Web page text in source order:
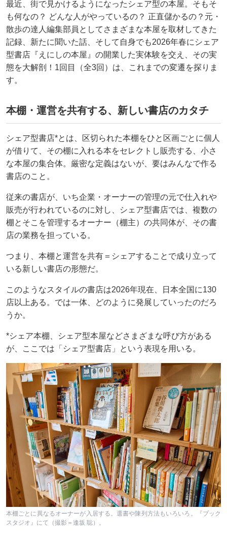
最近、街で見かけるようになったシェア型の本屋。そもそ
も何なの？ どんな人がやっているの？ 正直儲かるの？元・
散歩の達人編集部員としてさまざまな本屋を取材してきた
記録、新たに聞いた話、そして自身でも2026年春にシェア
型書店『えにしの本屋』の開業した実体験を交え、その実
態を大解剖！1回目（全3回）は、これまでの変遷を探りま
す。
本棚・運営を共有する、新しい書店のカタチ
シェア型書店*とは、区切られた本棚をひと区画ごとに個人
が借りて、その棚に入れる本をセレクトし販売する、小さ
な本屋の集合体。厳密な定義はないが、要はみんなで作る
書店のこと。
従来の書店が、いち企業・オーナーの管理の元で仕入れや
販売が行われているのに対し、シェア型書店では、複数の
棚とそこを管理するオーナー（棚主）の共同体が、その書
店の業務を担っている。
つまり、本棚と運営を共有＝シェアすることで成り立って
いる新しい書店の形態だ。
このようなスタイルの書店は2026年現在、日本全国に130
店以上ある。では一体、どのように発展していったのだろ
うか。
*シェア本棚、シェア型本屋などさまざまな呼び方がある
が、ここでは「シェア型書店」という表現を用いる。
本棚ごとに異なるオーナーが入居する。選書や陳列方法もいろいろ。『ブック
スタジオ』にて（撮影＝逢坂 聡）。